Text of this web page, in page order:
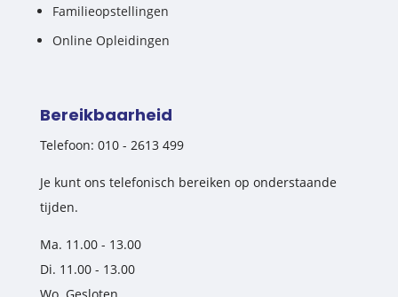
Familieopstellingen
Online Opleidingen
Bereikbaarheid
Telefoon: 010 - 2613 499
Je kunt ons telefonisch bereiken op onderstaande
tijden.
Ma. 11.00 - 13.00
Di. 11.00 - 13.00